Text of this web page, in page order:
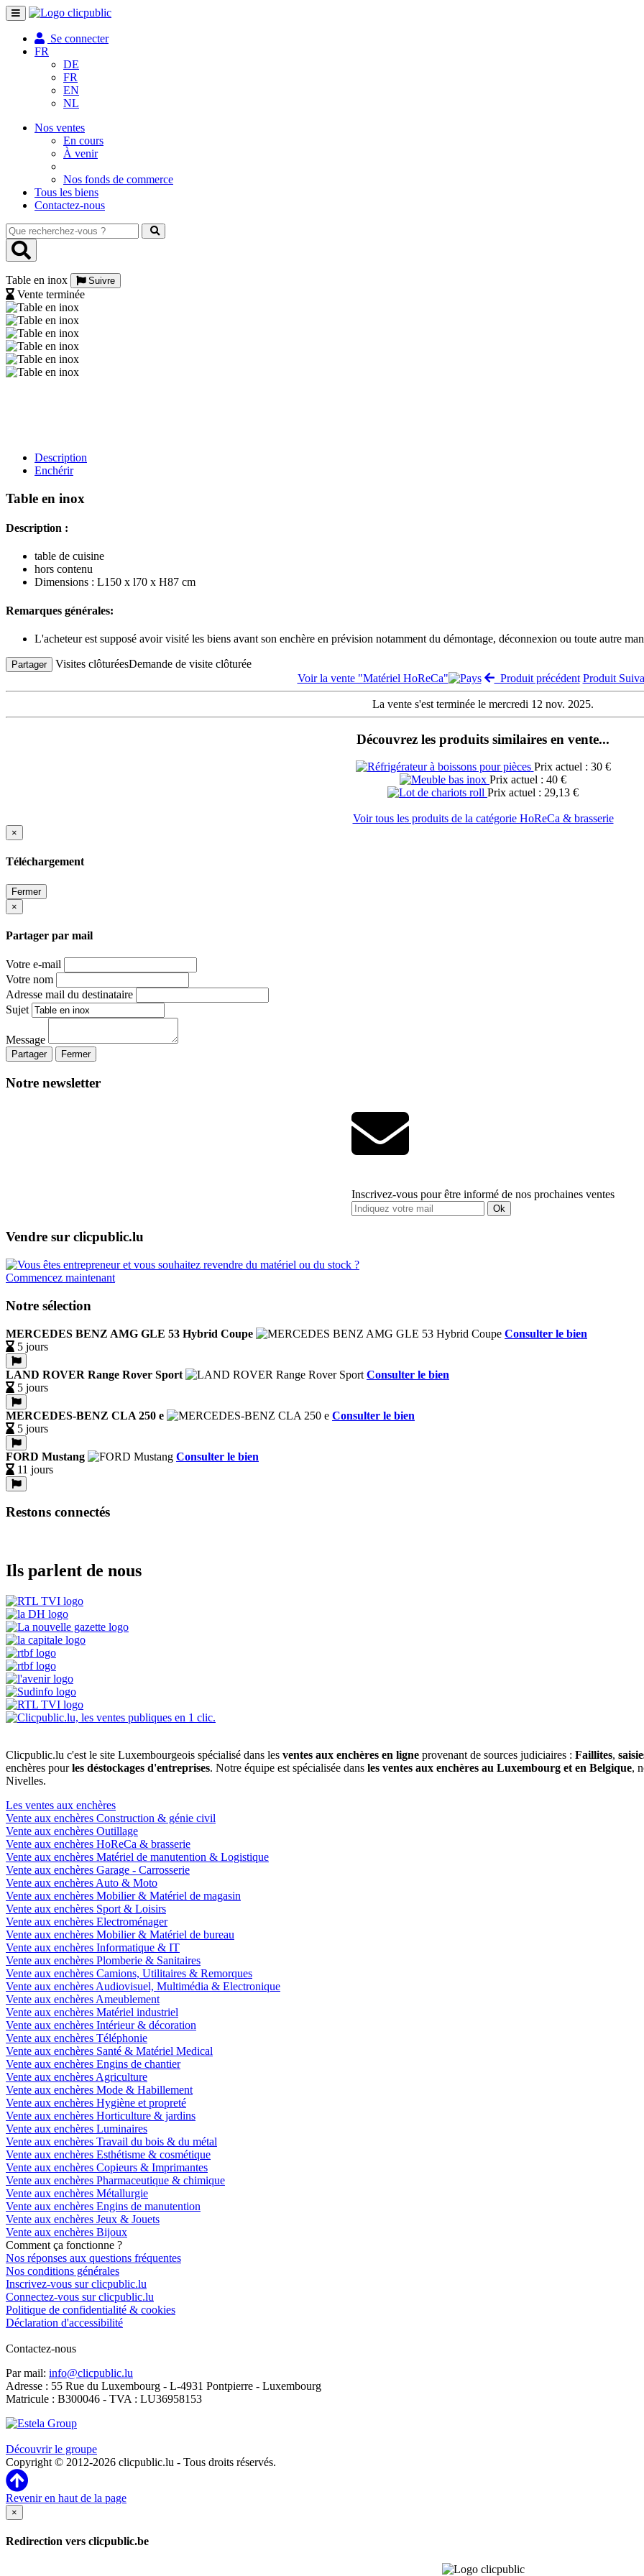
Toggle
navigation
Se connecter
FR
DE
FR
EN
NL
Nos ventes
En cours
À venir
Nos fonds de commerce
Tous les biens
Contactez-nous
Que
recherchez-
vous
Table en inox
Suivre
Vente terminée
Description
Enchérir
Table en inox
Description :
table de cuisine
hors contenu
Dimensions : L150 x l70 x H87 cm
Remarques générales:
L'acheteur est supposé avoir visité les biens avant son enchère en prévision notamment du démontage, déconnexion ou toute autre
Partager Visites clôturéesDemande de visite clôturée
Voir la vente "Matériel HoReCa"
Produit précédent Produit
La vente s'est terminée le mercredi 12 nov. 2025.
Découvrez les produits similaires en vente...
Prix actuel : 30 €
Prix actuel : 40 €
Prix actuel : 29,13 €
Voir tous les produits de la catégorie HoReCa & brasserie
×
Téléchargement
Fermer
×
Partager par mail
Votre e-mail
Votre nom
Adresse mail du destinataire
Sujet
Message
Partager Fermer
Notre newsletter
Inscrivez-vous pour être informé de nos prochaines ventes
Ok
Vendre sur clicpublic.lu
Commencez maintenant
Notre sélection
MERCEDES BENZ AMG GLE 53 Hybrid Coupe
Consulter le bien
5 jours
LAND ROVER Range Rover Sport
Consulter le bien
5 jours
MERCEDES-BENZ CLA 250 e
Consulter le bien
5 jours
FORD Mustang
Consulter le bien
11 jours
Restons connectés
Ils parlent de nous
Clicpublic.lu c'est le site Luxembourgeois spécialisé dans les ventes aux enchères en ligne provenant de sources judiciaires : Faillites,
enchères pourles déstockages d'entreprises. Notre équipe est spécialisée dans les ventes aux enchères au Luxembourg et en Belgique,
Nivelles.
Les ventes aux enchères
Vente aux enchères Construction & génie civil
Vente aux enchères Outillage
Vente aux enchères HoReCa & brasserie
Vente aux enchères Matériel de manutention & Logistique
Vente aux enchères Garage - Carrosserie
Vente aux enchères Auto & Moto
Vente aux enchères Mobilier & Matériel de magasin
Vente aux enchères Sport & Loisirs
Vente aux enchères Electroménager
Vente aux enchères Mobilier & Matériel de bureau
Vente aux enchères Informatique & IT
Vente aux enchères Plomberie & Sanitaires
Vente aux enchères Camions, Utilitaires & Remorques
Vente aux enchères Audiovisuel, Multimédia & Electronique
Vente aux enchères Ameublement
Vente aux enchères Matériel industriel
Vente aux enchères Intérieur & décoration
Vente aux enchères Téléphonie
Vente aux enchères Santé & Matériel Medical
Vente aux enchères Engins de chantier
Vente aux enchères Agriculture
Vente aux enchères Mode & Habillement
Vente aux enchères Hygiène et propreté
Vente aux enchères Horticulture & jardins
Vente aux enchères Luminaires
Vente aux enchères Travail du bois & du métal
Vente aux enchères Esthétisme & cosmétique
Vente aux enchères Copieurs & Imprimantes
Vente aux enchères Pharmaceutique & chimique
Vente aux enchères Métallurgie
Vente aux enchères Engins de manutention
Vente aux enchères Jeux & Jouets
Vente aux enchères Bijoux
Comment ça fonctionne ?
Nos réponses aux questions fréquentes
Nos conditions générales
Inscrivez-vous sur clicpublic.lu
Connectez-vous sur clicpublic.lu
Politique de confidentialité & cookies
Déclaration d'accessibilité
Contactez-nous
Par mail: info@clicpublic.lu
Adresse : 55 Rue du Luxembourg - L-4931 Pontpierre - Luxembourg
Matricule : B300046 - TVA : LU36958153
Découvrir le groupe
Copyright © 2012-2026 clicpublic.lu - Tous droits réservés.
Revenir en haut de la page
×
Redirection vers clicpublic.be